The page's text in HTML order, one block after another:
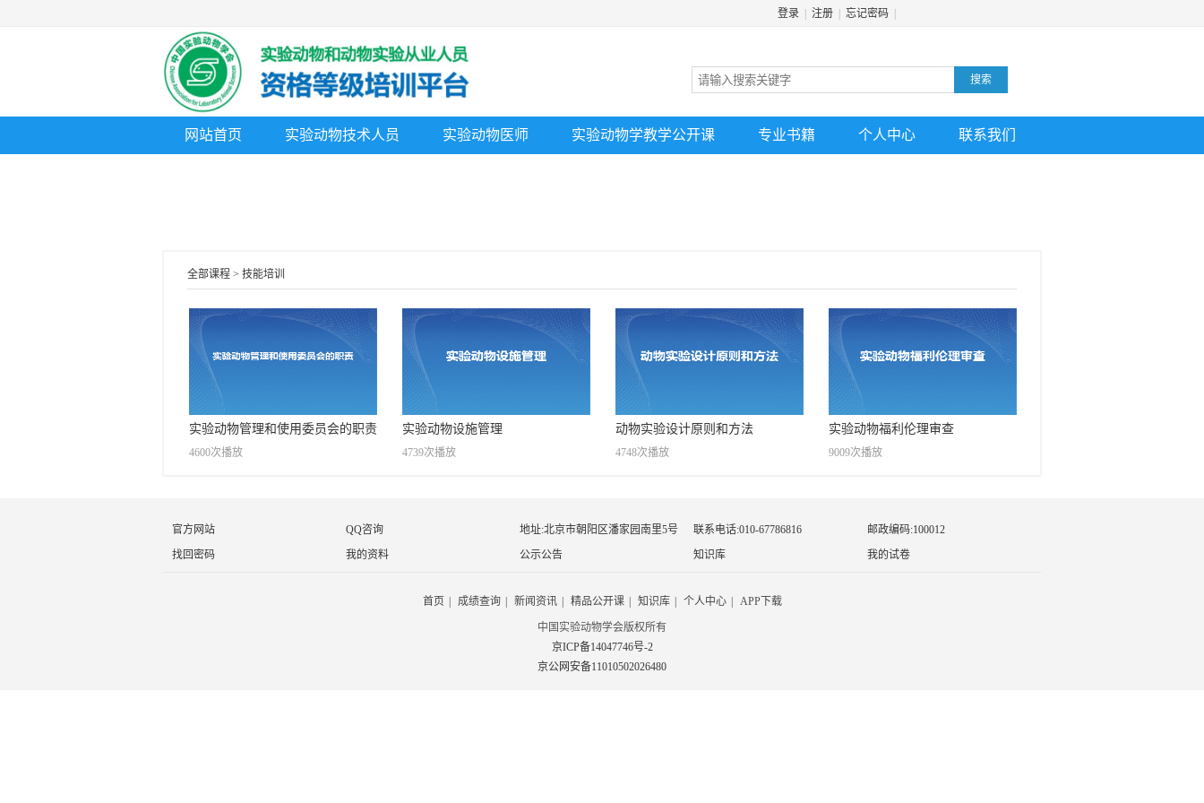
登录 注册 忘记密码
搜索
网站首页 实验动物技术人员 实验动物医师 实验动物学教学公开课 专业书籍 个人中心 联系我们
全部课程 > 技能培训
实验动物管理和使用委员会的职责
4600次播放
实验动物设施管理
4739次播放
动物实验设计原则和方法
4748次播放
实验动物福利伦理审查
9009次播放
官方网站 QQ咨询 地址:北京市朝阳区潘家园南里5号 联系电话:010-67786816
邮政编码:100012
找回密码
我的资料 公示公告 知识库 我的试卷
首页 成绩查询 新闻资讯 精品公开课 知识库 个人中心 APP下载
中国实验动物学会版权所有
京ICP备14047746号-2
京公网安备11010502026480